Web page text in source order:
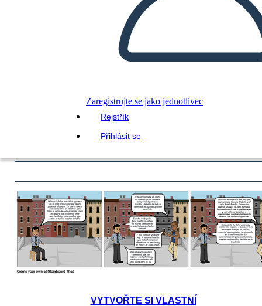
Zaregistrujte se jako jednotlivec
Rejstřík
Přihlásit se
VYTVOŘTE SI VLASTNÍ